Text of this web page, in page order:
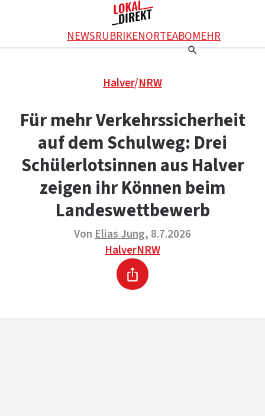
NEWSRUBRIKENORTEABOMEHR
Werbung schalten
Kontakt
Das Team
Über uns
KONTAKT
DAS TEAM
ÜBER UNS
Halver/NRW
Für mehr Verkehrssicherheit
auf dem Schulweg: Drei
Schülerlotsinnen aus Halver
zeigen ihr Können beim
Landeswettbewerb
VonElias Jung, 8.7.2026
HalverNRW
Drucken